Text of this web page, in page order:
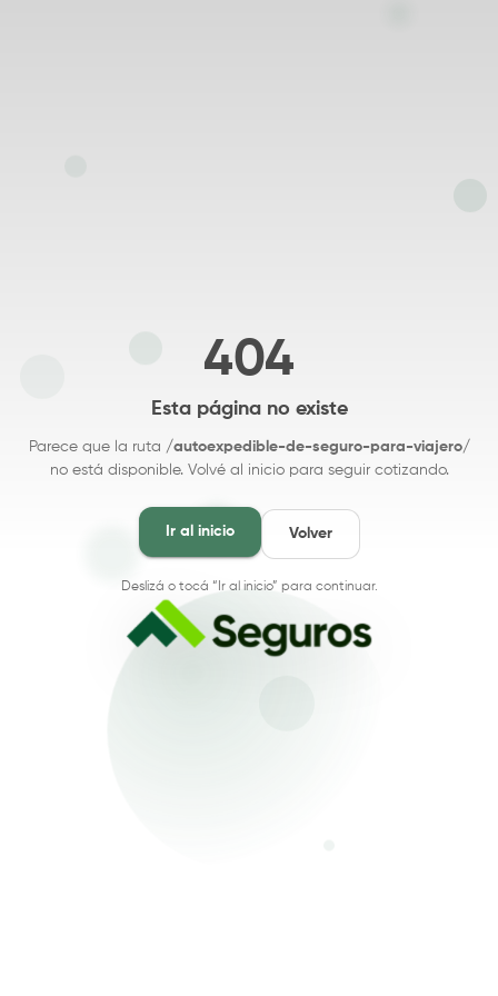
404
Esta página no existe
Parece que la ruta /autoexpedible-de-seguro-para-viajero/
no está disponible. Volvé al inicio para seguir cotizando.
Ir al inicio Volver
Deslizá o tocá “Ir al inicio” para continuar.